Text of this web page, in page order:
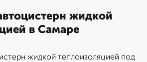
жидкой
в Самаре
жидкой теплоизоляцией под